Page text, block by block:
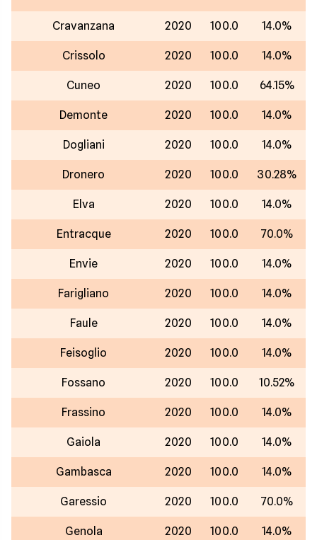
Cravanzana 2020 100.0 14.0%
Crissolo 2020 100.0 14.0%
Cuneo 2020 100.0 64.15%
Demonte 2020 100.0 14.0%
Dogliani 2020 100.0 14.0%
Dronero 2020 100.0 30.28%
Elva 2020 100.0 14.0%
Entracque 2020 100.0 70.0%
Envie 2020 100.0 14.0%
Farigliano 2020 100.0 14.0%
Faule 2020 100.0 14.0%
Feisoglio 2020 100.0 14.0%
Fossano 2020 100.0 10.52%
Frassino 2020 100.0 14.0%
Gaiola 2020 100.0 14.0%
Gambasca 2020 100.0 14.0%
Garessio 2020 100.0 70.0%
Genola 2020 100.0 14.0%